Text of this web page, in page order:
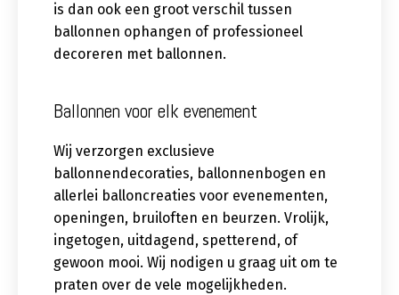
is dan ook een groot verschil tussen
ballonnen ophangen of professioneel
decoreren met ballonnen.
Ballonnen voor elk evenement
Wij verzorgen exclusieve
ballonnendecoraties, ballonnenbogen en
allerlei balloncreaties voor evenementen,
openingen, bruiloften en beurzen. Vrolijk,
ingetogen, uitdagend, spetterend, of
gewoon mooi. Wij nodigen u graag uit om te
praten over de vele mogelijkheden.